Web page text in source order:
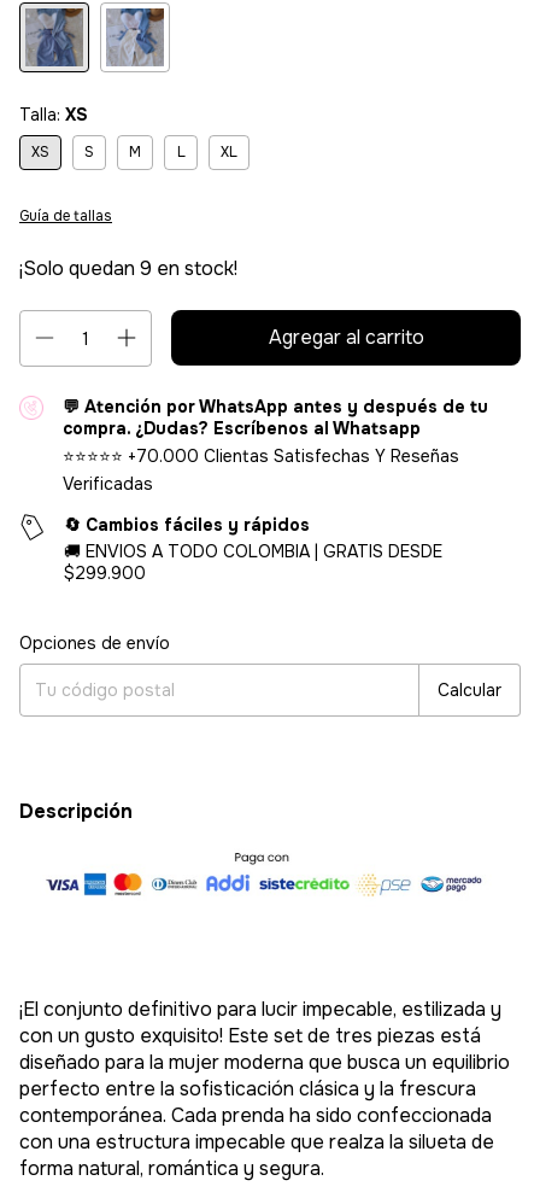
Talla: XS
XS S M L XL
Guía de tallas
¡Solo quedan 9 en stock!
💬 Atención por WhatsApp antes y después de tu
compra. ¿Dudas? Escríbenos al Whatsapp
⭐⭐⭐⭐⭐ +70.000 Clientas Satisfechas Y Reseñas
Verificadas
🔄 Cambios fáciles y rápidos
🚚 ENVIOS A TODO COLOMBIA | GRATIS DESDE
$299.900
Entregas para el CP:
Opciones de envío
Calcular
Descripción
¡El conjunto definitivo para lucir impecable, estilizada y
con un gusto exquisito! Este set de tres piezas está
diseñado para la mujer moderna que busca un equilibrio
perfecto entre la sofisticación clásica y la frescura
contemporánea. Cada prenda ha sido confeccionada
con una estructura impecable que realza la silueta de
forma natural, romántica y segura.